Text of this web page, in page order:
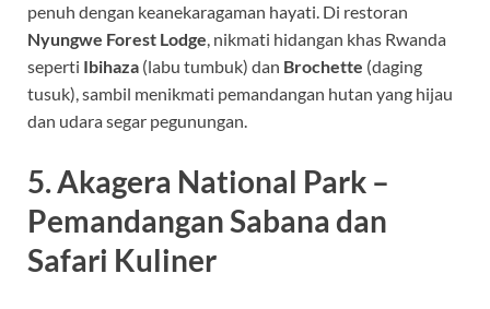
penuh dengan keanekaragaman hayati. Di restoran
Nyungwe Forest Lodge, nikmati hidangan khas Rwanda
seperti Ibihaza (labu tumbuk) dan Brochette (daging
tusuk), sambil menikmati pemandangan hutan yang hijau
dan udara segar pegunungan.
5. Akagera National Park –
Pemandangan Sabana dan
Safari Kuliner